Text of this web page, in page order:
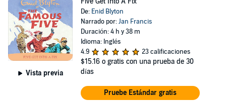
Vista previa
De: Enid Blyton
Narrado por:Jan Francis
Duración: 4 h y 38 m
Idioma: Inglés
4.9
23 calificaciones
$15.16 o gratis con una prueba de 30
días
Pruebe Estándar gratis